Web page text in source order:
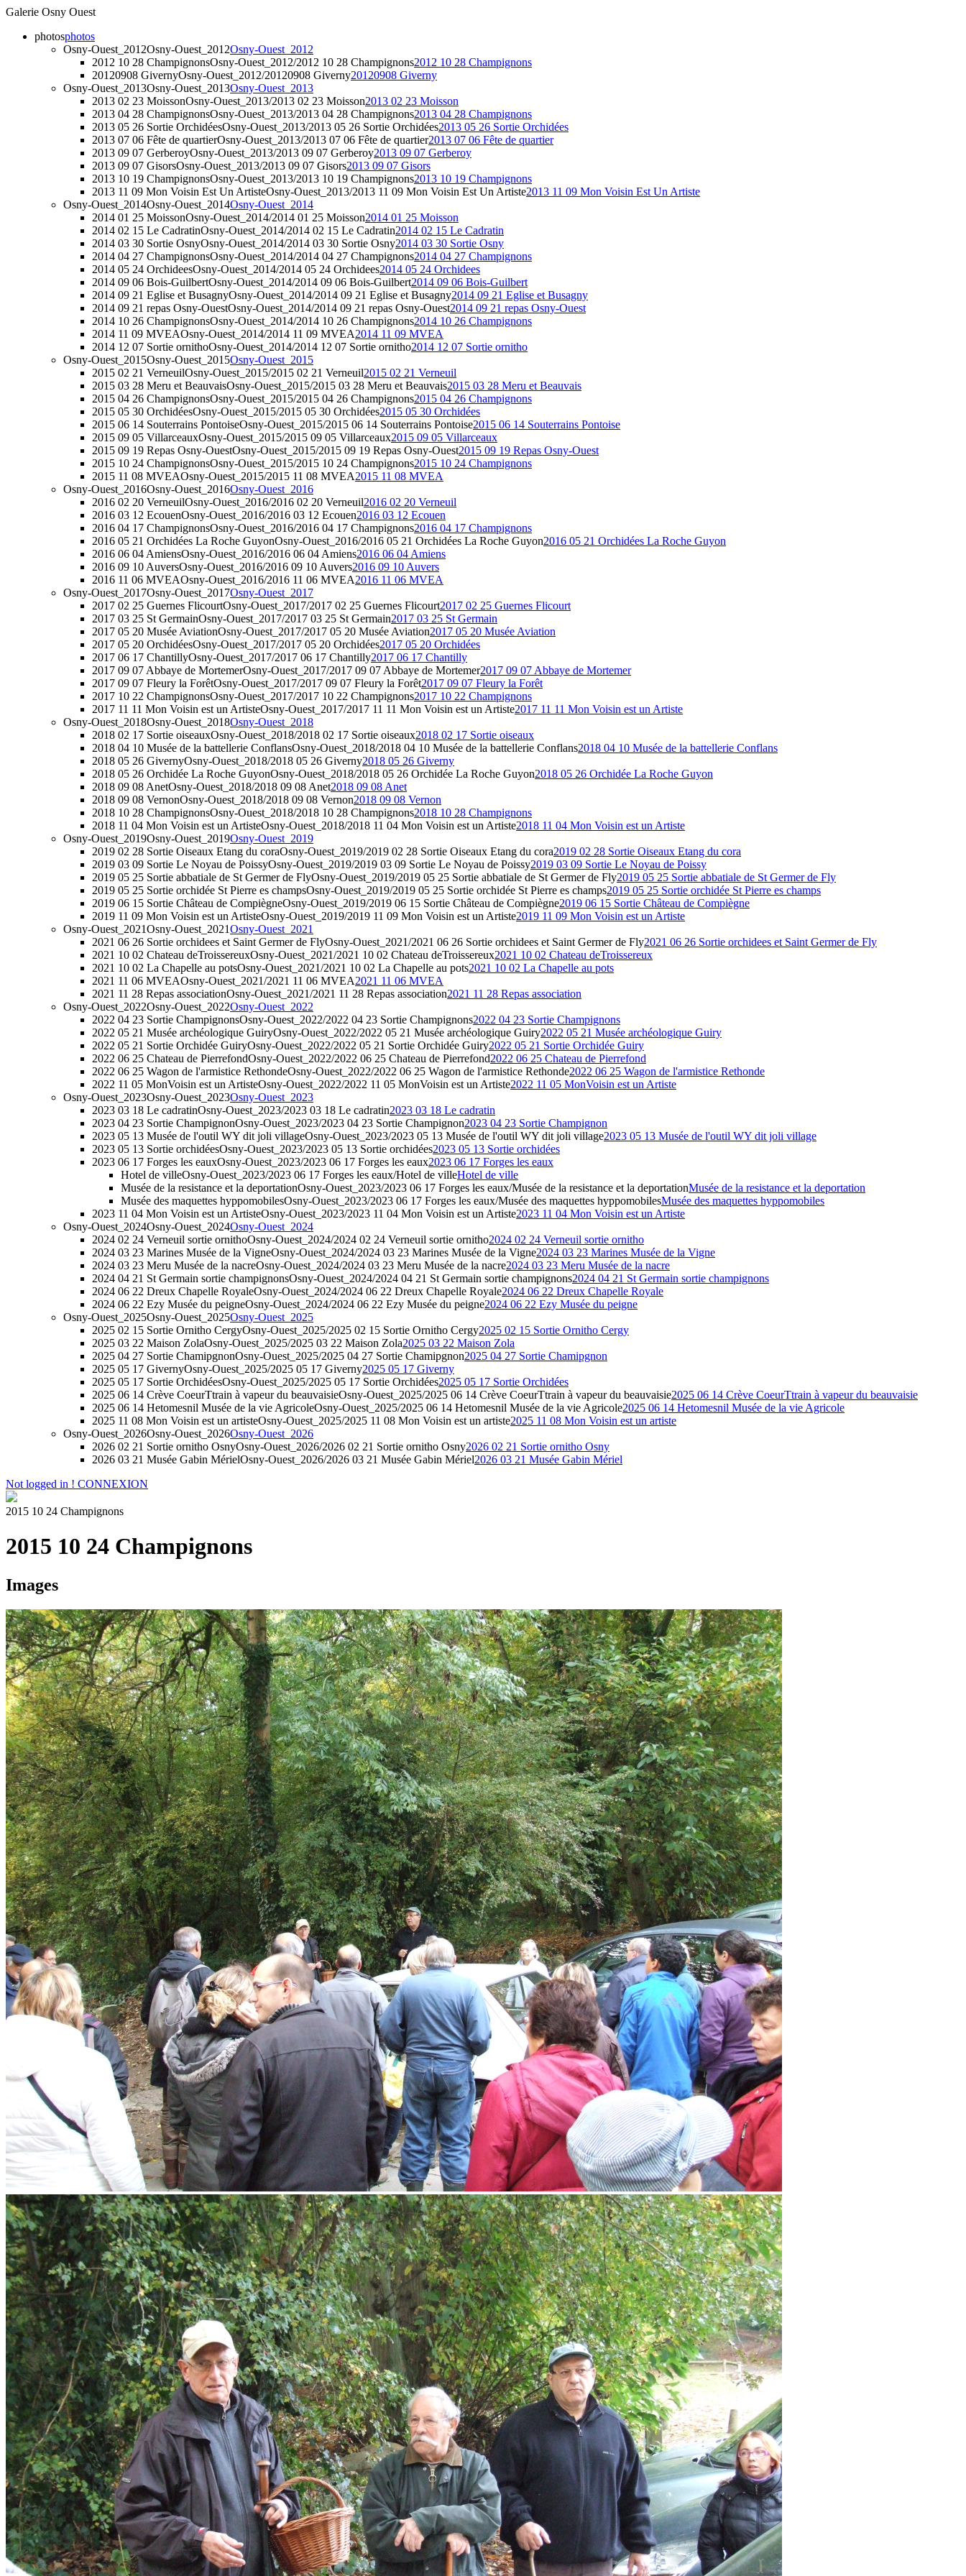
Galerie Osny Ouest
photosphotos
Osny-Ouest_2012Osny-Ouest_2012Osny-Ouest_2012
2012 10 28 ChampignonsOsny-Ouest_2012/2012 10 28 Champignons2012 10 28 Champignons
20120908 GivernyOsny-Ouest_2012/20120908 Giverny20120908 Giverny
Osny-Ouest_2013Osny-Ouest_2013Osny-Ouest_2013
2013 02 23 MoissonOsny-Ouest_2013/2013 02 23 Moisson2013 02 23 Moisson
2013 04 28 ChampignonsOsny-Ouest_2013/2013 04 28 Champignons2013 04 28 Champignons
2013 05 26 Sortie OrchidéesOsny-Ouest_2013/2013 05 26 Sortie Orchidées2013 05 26 Sortie Orchidées
2013 07 06 Fête de quartierOsny-Ouest_2013/2013 07 06 Fête de quartier2013 07 06 Fête de quartier
2013 09 07 GerberoyOsny-Ouest_2013/2013 09 07 Gerberoy2013 09 07 Gerberoy
2013 09 07 GisorsOsny-Ouest_2013/2013 09 07 Gisors2013 09 07 Gisors
2013 10 19 ChampignonsOsny-Ouest_2013/2013 10 19 Champignons2013 10 19 Champignons
2013 11 09 Mon Voisin Est Un ArtisteOsny-Ouest_2013/2013 11 09 Mon Voisin Est Un Artiste2013 11 09 Mon Voisin Est Un Artiste
Osny-Ouest_2014Osny-Ouest_2014Osny-Ouest_2014
2014 01 25 MoissonOsny-Ouest_2014/2014 01 25 Moisson2014 01 25 Moisson
2014 02 15 Le CadratinOsny-Ouest_2014/2014 02 15 Le Cadratin2014 02 15 Le Cadratin
2014 03 30 Sortie OsnyOsny-Ouest_2014/2014 03 30 Sortie Osny2014 03 30 Sortie Osny
2014 04 27 ChampignonsOsny-Ouest_2014/2014 04 27 Champignons2014 04 27 Champignons
2014 05 24 OrchideesOsny-Ouest_2014/2014 05 24 Orchidees2014 05 24 Orchidees
2014 09 06 Bois-GuilbertOsny-Ouest_2014/2014 09 06 Bois-Guilbert2014 09 06 Bois-Guilbert
2014 09 21 Eglise et BusagnyOsny-Ouest_2014/2014 09 21 Eglise et Busagny2014 09 21 Eglise et Busagny
2014 09 21 repas Osny-OuestOsny-Ouest_2014/2014 09 21 repas Osny-Ouest2014 09 21 repas Osny-Ouest
2014 10 26 ChampignonsOsny-Ouest_2014/2014 10 26 Champignons2014 10 26 Champignons
2014 11 09 MVEAOsny-Ouest_2014/2014 11 09 MVEA2014 11 09 MVEA
2014 12 07 Sortie ornithoOsny-Ouest_2014/2014 12 07 Sortie ornitho2014 12 07 Sortie ornitho
Osny-Ouest_2015Osny-Ouest_2015Osny-Ouest_2015
2015 02 21 VerneuilOsny-Ouest_2015/2015 02 21 Verneuil2015 02 21 Verneuil
2015 03 28 Meru et BeauvaisOsny-Ouest_2015/2015 03 28 Meru et Beauvais2015 03 28 Meru et Beauvais
2015 04 26 ChampignonsOsny-Ouest_2015/2015 04 26 Champignons2015 04 26 Champignons
2015 05 30 OrchidéesOsny-Ouest_2015/2015 05 30 Orchidées2015 05 30 Orchidées
2015 06 14 Souterrains PontoiseOsny-Ouest_2015/2015 06 14 Souterrains Pontoise2015 06 14 Souterrains Pontoise
2015 09 05 VillarceauxOsny-Ouest_2015/2015 09 05 Villarceaux2015 09 05 Villarceaux
2015 09 19 Repas Osny-OuestOsny-Ouest_2015/2015 09 19 Repas Osny-Ouest2015 09 19 Repas Osny-Ouest
2015 10 24 ChampignonsOsny-Ouest_2015/2015 10 24 Champignons2015 10 24 Champignons
2015 11 08 MVEAOsny-Ouest_2015/2015 11 08 MVEA2015 11 08 MVEA
Osny-Ouest_2016Osny-Ouest_2016Osny-Ouest_2016
2016 02 20 VerneuilOsny-Ouest_2016/2016 02 20 Verneuil2016 02 20 Verneuil
2016 03 12 EcouenOsny-Ouest_2016/2016 03 12 Ecouen2016 03 12 Ecouen
2016 04 17 ChampignonsOsny-Ouest_2016/2016 04 17 Champignons2016 04 17 Champignons
2016 05 21 Orchidées La Roche GuyonOsny-Ouest_2016/2016 05 21 Orchidées La Roche Guyon2016 05 21 Orchidées La Roche Guyon
2016 06 04 AmiensOsny-Ouest_2016/2016 06 04 Amiens2016 06 04 Amiens
2016 09 10 AuversOsny-Ouest_2016/2016 09 10 Auvers2016 09 10 Auvers
2016 11 06 MVEAOsny-Ouest_2016/2016 11 06 MVEA2016 11 06 MVEA
Osny-Ouest_2017Osny-Ouest_2017Osny-Ouest_2017
2017 02 25 Guernes FlicourtOsny-Ouest_2017/2017 02 25 Guernes Flicourt2017 02 25 Guernes Flicourt
2017 03 25 St GermainOsny-Ouest_2017/2017 03 25 St Germain2017 03 25 St Germain
2017 05 20 Musée AviationOsny-Ouest_2017/2017 05 20 Musée Aviation2017 05 20 Musée Aviation
2017 05 20 OrchidéesOsny-Ouest_2017/2017 05 20 Orchidées2017 05 20 Orchidées
2017 06 17 ChantillyOsny-Ouest_2017/2017 06 17 Chantilly2017 06 17 Chantilly
2017 09 07 Abbaye de MortemerOsny-Ouest_2017/2017 09 07 Abbaye de Mortemer2017 09 07 Abbaye de Mortemer
2017 09 07 Fleury la ForêtOsny-Ouest_2017/2017 09 07 Fleury la Forêt2017 09 07 Fleury la Forêt
2017 10 22 ChampignonsOsny-Ouest_2017/2017 10 22 Champignons2017 10 22 Champignons
2017 11 11 Mon Voisin est un ArtisteOsny-Ouest_2017/2017 11 11 Mon Voisin est un Artiste2017 11 11 Mon Voisin est un Artiste
Osny-Ouest_2018Osny-Ouest_2018Osny-Ouest_2018
2018 02 17 Sortie oiseauxOsny-Ouest_2018/2018 02 17 Sortie oiseaux2018 02 17 Sortie oiseaux
2018 04 10 Musée de la battellerie ConflansOsny-Ouest_2018/2018 04 10 Musée de la battellerie Conflans2018 04 10 Musée de la battellerie Conflans
2018 05 26 GivernyOsny-Ouest_2018/2018 05 26 Giverny2018 05 26 Giverny
2018 05 26 Orchidée La Roche GuyonOsny-Ouest_2018/2018 05 26 Orchidée La Roche Guyon2018 05 26 Orchidée La Roche Guyon
2018 09 08 AnetOsny-Ouest_2018/2018 09 08 Anet2018 09 08 Anet
2018 09 08 VernonOsny-Ouest_2018/2018 09 08 Vernon2018 09 08 Vernon
2018 10 28 ChampignonsOsny-Ouest_2018/2018 10 28 Champignons2018 10 28 Champignons
2018 11 04 Mon Voisin est un ArtisteOsny-Ouest_2018/2018 11 04 Mon Voisin est un Artiste2018 11 04 Mon Voisin est un Artiste
Osny-Ouest_2019Osny-Ouest_2019Osny-Ouest_2019
2019 02 28 Sortie Oiseaux Etang du coraOsny-Ouest_2019/2019 02 28 Sortie Oiseaux Etang du cora2019 02 28 Sortie Oiseaux Etang du cora
2019 03 09 Sortie Le Noyau de PoissyOsny-Ouest_2019/2019 03 09 Sortie Le Noyau de Poissy2019 03 09 Sortie Le Noyau de Poissy
2019 05 25 Sortie abbatiale de St Germer de FlyOsny-Ouest_2019/2019 05 25 Sortie abbatiale de St Germer de Fly2019 05 25 Sortie abbatiale de St Germer de Fly
2019 05 25 Sortie orchidée St Pierre es champsOsny-Ouest_2019/2019 05 25 Sortie orchidée St Pierre es champs2019 05 25 Sortie orchidée St Pierre es champs
2019 06 15 Sortie Château de CompiègneOsny-Ouest_2019/2019 06 15 Sortie Château de Compiègne2019 06 15 Sortie Château de Compiègne
2019 11 09 Mon Voisin est un ArtisteOsny-Ouest_2019/2019 11 09 Mon Voisin est un Artiste2019 11 09 Mon Voisin est un Artiste
Osny-Ouest_2021Osny-Ouest_2021Osny-Ouest_2021
2021 06 26 Sortie orchidees et Saint Germer de FlyOsny-Ouest_2021/2021 06 26 Sortie orchidees et Saint Germer de Fly2021 06 26 Sortie orchidees et Saint Germer de Fly
2021 10 02 Chateau deTroissereuxOsny-Ouest_2021/2021 10 02 Chateau deTroissereux2021 10 02 Chateau deTroissereux
2021 10 02 La Chapelle au potsOsny-Ouest_2021/2021 10 02 La Chapelle au pots2021 10 02 La Chapelle au pots
2021 11 06 MVEAOsny-Ouest_2021/2021 11 06 MVEA2021 11 06 MVEA
2021 11 28 Repas associationOsny-Ouest_2021/2021 11 28 Repas association2021 11 28 Repas association
Osny-Ouest_2022Osny-Ouest_2022Osny-Ouest_2022
2022 04 23 Sortie ChampignonsOsny-Ouest_2022/2022 04 23 Sortie Champignons2022 04 23 Sortie Champignons
2022 05 21 Musée archéologique GuiryOsny-Ouest_2022/2022 05 21 Musée archéologique Guiry2022 05 21 Musée archéologique Guiry
2022 05 21 Sortie Orchidée GuiryOsny-Ouest_2022/2022 05 21 Sortie Orchidée Guiry2022 05 21 Sortie Orchidée Guiry
2022 06 25 Chateau de PierrefondOsny-Ouest_2022/2022 06 25 Chateau de Pierrefond2022 06 25 Chateau de Pierrefond
2022 06 25 Wagon de l'armistice RethondeOsny-Ouest_2022/2022 06 25 Wagon de l'armistice Rethonde2022 06 25 Wagon de l'armistice Rethonde
2022 11 05 MonVoisin est un ArtisteOsny-Ouest_2022/2022 11 05 MonVoisin est un Artiste2022 11 05 MonVoisin est un Artiste
Osny-Ouest_2023Osny-Ouest_2023Osny-Ouest_2023
2023 03 18 Le cadratinOsny-Ouest_2023/2023 03 18 Le cadratin2023 03 18 Le cadratin
2023 04 23 Sortie ChampignonOsny-Ouest_2023/2023 04 23 Sortie Champignon2023 04 23 Sortie Champignon
2023 05 13 Musée de l'outil WY dit joli villageOsny-Ouest_2023/2023 05 13 Musée de l'outil WY dit joli village2023 05 13 Musée de l'outil WY dit joli village
2023 05 13 Sortie orchidéesOsny-Ouest_2023/2023 05 13 Sortie orchidées2023 05 13 Sortie orchidées
2023 06 17 Forges les eauxOsny-Ouest_2023/2023 06 17 Forges les eaux2023 06 17 Forges les eaux
Hotel de villeOsny-Ouest_2023/2023 06 17 Forges les eaux/Hotel de villeHotel de ville
Musée de la resistance et la deportationOsny-Ouest_2023/2023 06 17 Forges les eaux/Musée de la resistance et la deportationMusée de la resistance et la deportation
Musée des maquettes hyppomobilesOsny-Ouest_2023/2023 06 17 Forges les eaux/Musée des maquettes hyppomobilesMusée des maquettes hyppomobiles
2023 11 04 Mon Voisin est un ArtisteOsny-Ouest_2023/2023 11 04 Mon Voisin est un Artiste2023 11 04 Mon Voisin est un Artiste
Osny-Ouest_2024Osny-Ouest_2024Osny-Ouest_2024
2024 02 24 Verneuil sortie ornithoOsny-Ouest_2024/2024 02 24 Verneuil sortie ornitho2024 02 24 Verneuil sortie ornitho
2024 03 23 Marines Musée de la VigneOsny-Ouest_2024/2024 03 23 Marines Musée de la Vigne2024 03 23 Marines Musée de la Vigne
2024 03 23 Meru Musée de la nacreOsny-Ouest_2024/2024 03 23 Meru Musée de la nacre2024 03 23 Meru Musée de la nacre
2024 04 21 St Germain sortie champignonsOsny-Ouest_2024/2024 04 21 St Germain sortie champignons2024 04 21 St Germain sortie champignons
2024 06 22 Dreux Chapelle RoyaleOsny-Ouest_2024/2024 06 22 Dreux Chapelle Royale2024 06 22 Dreux Chapelle Royale
2024 06 22 Ezy Musée du peigneOsny-Ouest_2024/2024 06 22 Ezy Musée du peigne2024 06 22 Ezy Musée du peigne
Osny-Ouest_2025Osny-Ouest_2025Osny-Ouest_2025
2025 02 15 Sortie Ornitho CergyOsny-Ouest_2025/2025 02 15 Sortie Ornitho Cergy2025 02 15 Sortie Ornitho Cergy
2025 03 22 Maison ZolaOsny-Ouest_2025/2025 03 22 Maison Zola2025 03 22 Maison Zola
2025 04 27 Sortie ChamipgnonOsny-Ouest_2025/2025 04 27 Sortie Chamipgnon2025 04 27 Sortie Chamipgnon
2025 05 17 GivernyOsny-Ouest_2025/2025 05 17 Giverny2025 05 17 Giverny
2025 05 17 Sortie OrchidéesOsny-Ouest_2025/2025 05 17 Sortie Orchidées2025 05 17 Sortie Orchidées
2025 06 14 Crève CoeurTtrain à vapeur du beauvaisieOsny-Ouest_2025/2025 06 14 Crève CoeurTtrain à vapeur du beauvaisie2025 06 14 Crève CoeurTtrain à vapeur du beauvaisie
2025 06 14 Hetomesnil Musée de la vie AgricoleOsny-Ouest_2025/2025 06 14 Hetomesnil Musée de la vie Agricole2025 06 14 Hetomesnil Musée de la vie Agricole
2025 11 08 Mon Voisin est un artisteOsny-Ouest_2025/2025 11 08 Mon Voisin est un artiste2025 11 08 Mon Voisin est un artiste
Osny-Ouest_2026Osny-Ouest_2026Osny-Ouest_2026
2026 02 21 Sortie ornitho OsnyOsny-Ouest_2026/2026 02 21 Sortie ornitho Osny2026 02 21 Sortie ornitho Osny
2026 03 21 Musée Gabin MérielOsny-Ouest_2026/2026 03 21 Musée Gabin Mériel2026 03 21 Musée Gabin Mériel
Not logged in ! CONNEXION
2015 10 24 Champignons
2015 10 24 Champignons
Images